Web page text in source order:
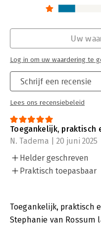
Schrijf een recensie
Lees ons recensiebeleid
Uw
Log in om uw waardering te
Toegankelijk, praktisch
N. Tadema | 20 juni 2025
Helder geschreven
Praktisch toepasbaar
Toegankelijk, praktisch
Stephanie van Rossum